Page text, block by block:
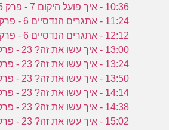
10:36 - איך פועל היקום 7 - פרק 5
11:24 - אתגרים הנדסיים 6 - פרק 9
12:12 - אתגרים הנדסיים 6 - פרק 10
13:00 - איך עשו את זה? 23 - פרק 18
13:24 - איך עשו את זה? 23 - פרק 19
13:50 - איך עשו את זה? 23 - פרק 20
14:14 - איך עשו את זה? 23 - פרק 21
14:38 - איך עשו את זה? 23 - פרק 22
15:02 - איך עשו את זה? 23 - פרק 23